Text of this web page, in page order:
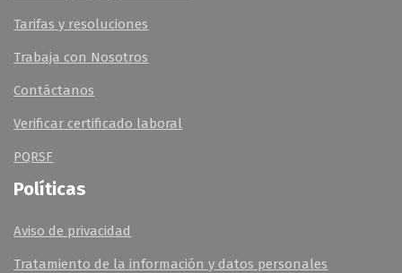
Tarifas y resoluciones
Trabaja con Nosotros
Contáctanos
Verificar certificado laboral
PQRSF
Políticas
Aviso de privacidad
Tratamiento de la información y datos personales